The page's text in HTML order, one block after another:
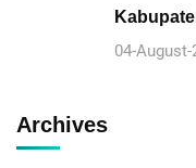
04-August-
Archives